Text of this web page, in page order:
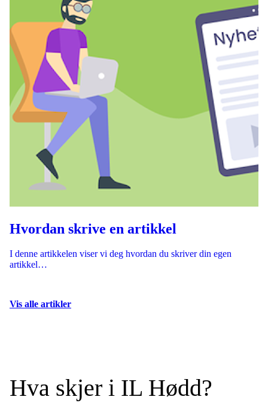
Hvordan skrive en artikkel
I denne artikkelen viser vi deg hvordan du skriver din egen
artikkel…
Vis alle artikler
Hva skjer i IL Hødd?